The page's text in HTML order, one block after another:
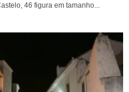
46 figura em tamanho...